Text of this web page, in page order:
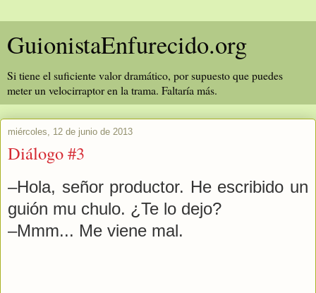
GuionistaEnfurecido.org
Si tiene el suficiente valor dramático, por supuesto que puedes
meter un velocirraptor en la trama. Faltaría más.
miércoles, 12 de junio de 2013
Diálogo #3
–Hola, señor productor. He escribido un
guión mu chulo. ¿Te lo dejo?
–Mmm... Me viene mal.